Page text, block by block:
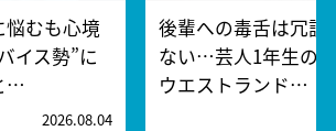
むも心境
イス勢”に
…
2026.08.04
後輩への毒舌は冗談
ない…芸人1年生の“
ウエストランド…